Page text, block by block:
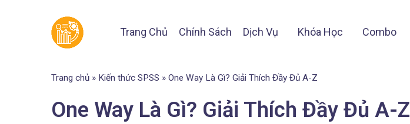
Trang Chủ Chính Sách Dịch Vụ Khóa Học Combo
Trang chủ » Kiến thức SPSS » One Way Là Gì? Giải Thích Đầy Đủ A-Z
One Way Là Gì? Giải Thích Đầy Đủ A-Z